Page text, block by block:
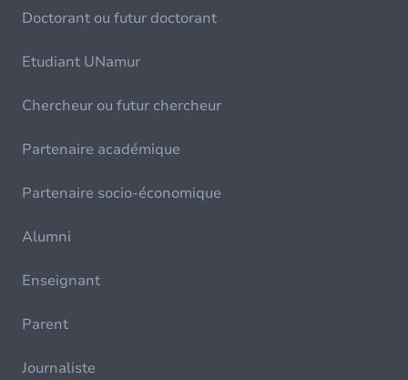
Doctorant ou futur doctorant
Etudiant UNamur
Chercheur ou futur chercheur
Partenaire académique
Partenaire socio-économique
Alumni
Enseignant
Parent
Journaliste